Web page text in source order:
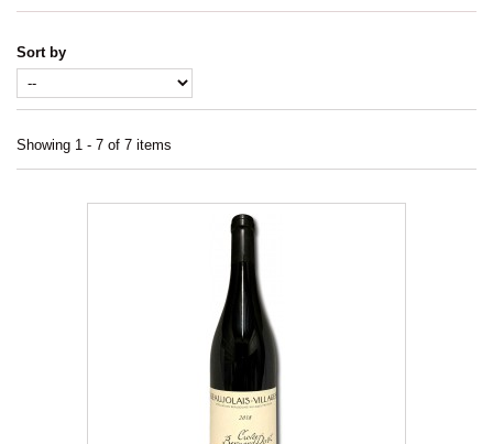
Sort by
Showing 1 - 7 of 7 items